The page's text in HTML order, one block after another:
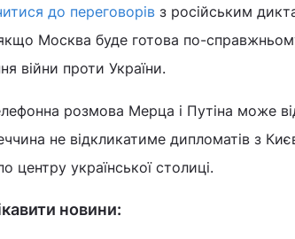
до переговорів з російським
Москва буде готова по-
війни проти України.
розмова Мерца і Путіна може
не відкликатиме дипломатів з
центру української столиці.
новини: